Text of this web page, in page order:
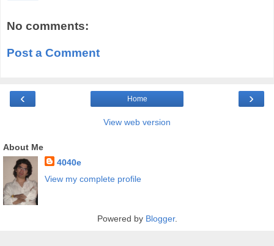
No comments:
Post a Comment
‹ ›
Home
View web version
About Me
4040e
View my complete profile
Powered by Blogger.